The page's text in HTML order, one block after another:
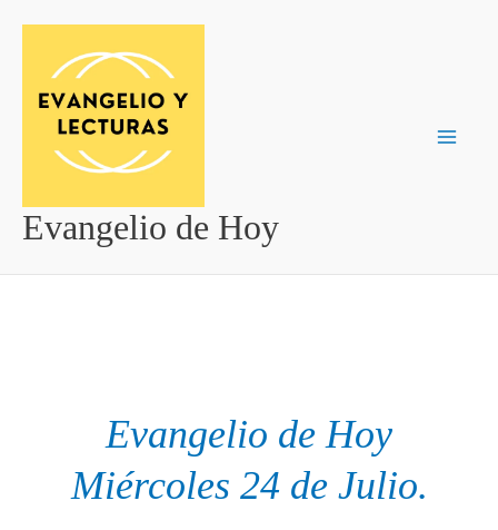
contenido
Evangelio de Hoy
Evangelio de Hoy
Miércoles 24 de Julio.